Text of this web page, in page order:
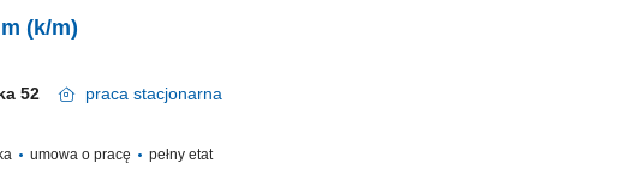
(k/m)
52 praca stacjonarna
umowa o pracę pełny etat